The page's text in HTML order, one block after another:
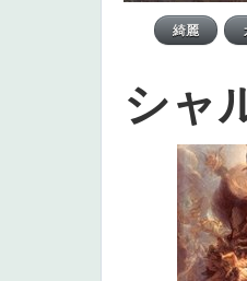
シャ